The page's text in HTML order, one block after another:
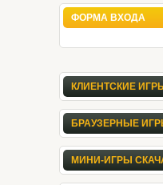
ФОРМА ВХОДА
КЛИЕНТСКИЕ
БРАУЗЕРНЫЕ
МИНИ-ИГРЫ